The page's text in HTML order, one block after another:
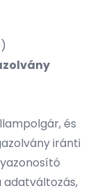
és
iránti
adatváltozás,